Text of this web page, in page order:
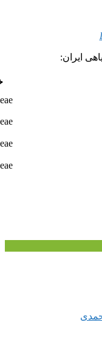
ایران: